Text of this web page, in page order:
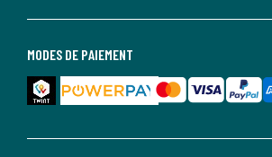
MODES DE PAIEMENT